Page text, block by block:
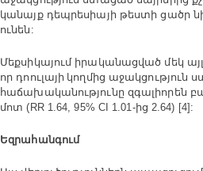
կանայք դեպրեսիայի թեստի ցածր
ունեն :
Մեքսիկայում իրականացված մեկ այլ
որ դոուլայի կողմից աջակցություն
հաճախականությունը զգալիորեն
մոտ (RR 1.64, 95% CI 1.01-ից 2.64) [4]:
Եզրահանգում